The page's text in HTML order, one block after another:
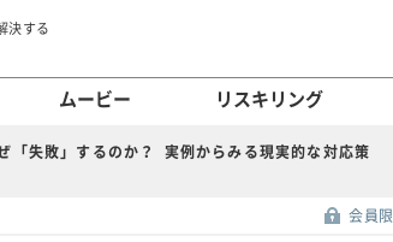
決する
ムービー リスキリング
「失敗」するのか？ 実例からみる現実的な対応策
会員